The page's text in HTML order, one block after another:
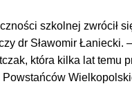
szkolnej zwrócił
dr Sławomir Łaniecki.
która kilka lat temu